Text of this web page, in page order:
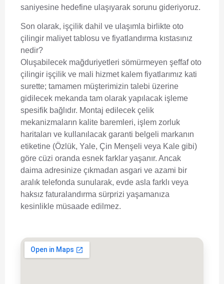
saniyesine hedefine ulaşıyarak sorunu gideriyoruz.
Son olarak, işçilik dahil ve ulaşımla birlikte oto
çilingir maliyet tablosu ve fiyatlandırma kıstasınız
nedir?
Oluşabilecek mağduriyetleri sömürmeyen şeffaf oto
çilingir işçilik ve mali hizmet kalem fiyatlarımız kati
surette; tamamen müşterimizin talebi üzerine
gidilecek mekanda tam olarak yapılacak işleme
spesifik bağlıdır. Montaj edilecek çelik
mekanizmaların kalite baremleri, işlem zorluk
haritaları ve kullanılacak garanti belgeli markanın
etiketine (Özlük, Yale, Çin Menşeli veya Kale gibi)
göre cüzi oranda esnek farklar yaşanır. Ancak
daima adresinize çıkmadan asgari ve azami bir
aralık telefonda sunularak, evde asla farklı veya
haksız faturalandırma sürprizi yaşamanıza
kesinlikle müsaade edilmez.